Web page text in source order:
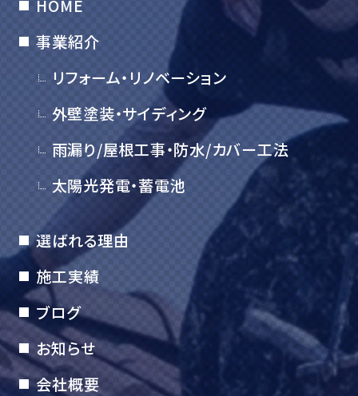
HOME
事業紹介
リフォーム・リノベーション
外壁塗装・サイディング
雨漏り/屋根工事・防水/カバー工法
太陽光発電・蓄電池
選ばれる理由
施工実績
ブログ
お知らせ
会社概要